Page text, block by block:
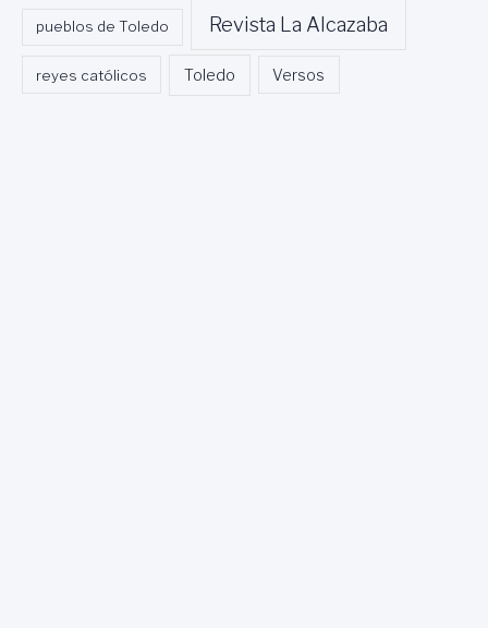
pueblos de Toledo Revista La Alcazaba
reyes católicos Toledo Versos